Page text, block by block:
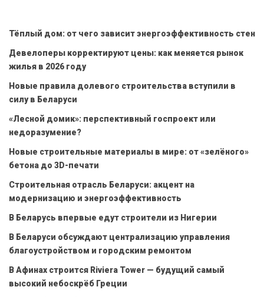
Тёплый дом: от чего зависит энергоэффективность стен
Девелоперы корректируют цены: как меняется рынок
жилья в 2026 году
Новые правила долевого строительства вступили в
силу в Беларуси
«Лесной домик»: перспективный госпроект или
недоразумение?
Новые строительные материалы в мире: от «зелёного»
бетона до 3D-печати
Строительная отрасль Беларуси: акцент на
модернизацию и энергоэффективность
В Беларусь впервые едут строители из Нигерии
В Беларуси обсуждают централизацию управления
благоустройством и городским ремонтом
В Афинах строится Riviera Tower — будущий самый
высокий небоскрёб Греции